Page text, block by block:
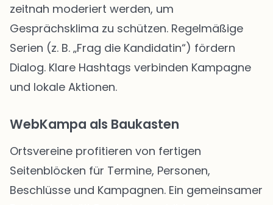
zeitnah moderiert werden, um
Gesprächsklima zu schützen. Regelmäßige
Serien (z. B. „Frag die Kandidatin“) fördern
Dialog. Klare Hashtags verbinden Kampagne
und lokale Aktionen.
WebKampa als Baukasten
Ortsvereine profitieren von fertigen
Seitenblöcken für Termine, Personen,
Beschlüsse und Kampagnen. Ein gemeinsamer